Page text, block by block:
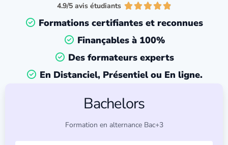
4.9/5 avis étudiants 
Formations certifiantes et reconnues
Finançables à 100%
Des formateurs experts
En Distanciel, Présentiel ou En ligne.
Bachelors
Formation en alternance Bac+3